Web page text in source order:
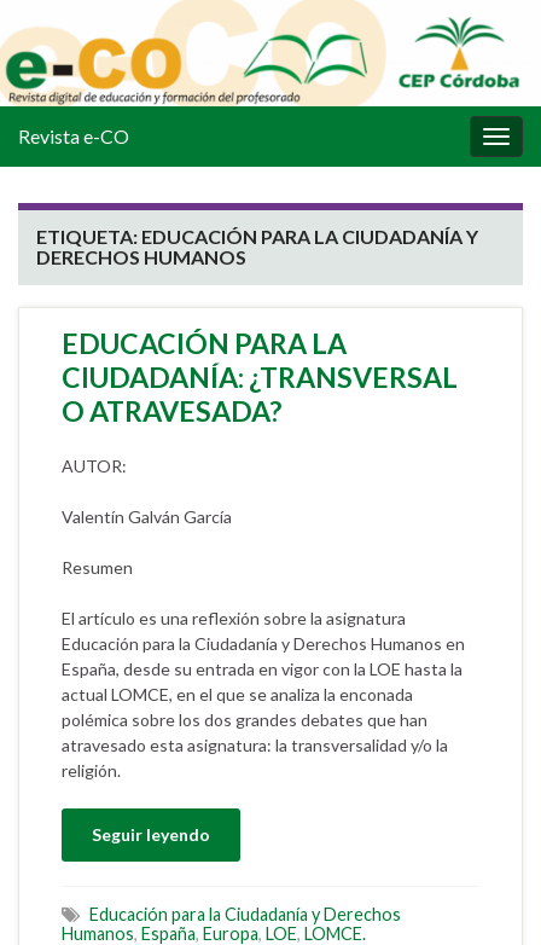
la
Revista e-CO
ETIQUETA: EDUCACIÓN PARA LA CIUDADANÍA Y
DERECHOS HUMANOS
EDUCACIÓN PARA LA
CIUDADANÍA: ¿TRANSVERSAL
O ATRAVESADA?
AUTOR:
Valentín Galván García
Resumen
El artículo es una reflexión sobre la asignatura
Educación para la Ciudadanía y Derechos Humanos en
España, desde su entrada en vigor con la LOE hasta la
actual LOMCE, en el que se analiza la enconada
polémica sobre los dos grandes debates que han
atravesado esta asignatura: la transversalidad y/o la
religión.
Seguir leyendo
Educación para la Ciudadanía y Derechos
Humanos, España, Europa, LOE, LOMCE.